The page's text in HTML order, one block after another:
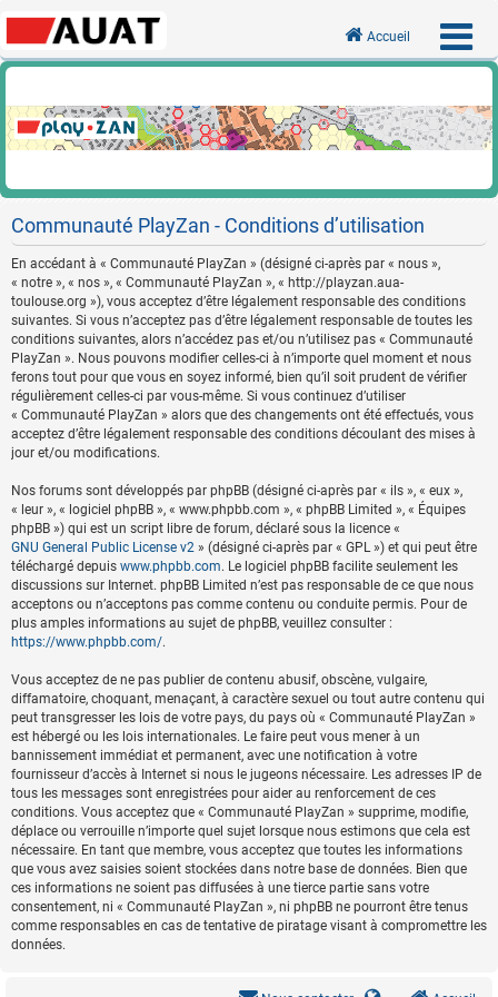
Accueil
Communauté PlayZan - Conditions d’utilisation
En accédant à « Communauté PlayZan » (désigné ci-après par « nous »,
« notre », « nos », « Communauté PlayZan », « http://playzan.aua-
toulouse.org »), vous acceptez d’être légalement responsable des conditions
suivantes. Si vous n’acceptez pas d’être légalement responsable de toutes les
conditions suivantes, alors n’accédez pas et/ou n’utilisez pas « Communauté
PlayZan ». Nous pouvons modifier celles-ci à n’importe quel moment et nous
ferons tout pour que vous en soyez informé, bien qu’il soit prudent de vérifier
régulièrement celles-ci par vous-même. Si vous continuez d’utiliser
« Communauté PlayZan » alors que des changements ont été effectués, vous
acceptez d’être légalement responsable des conditions découlant des mises à
jour et/ou modifications.
Nos forums sont développés par phpBB (désigné ci-après par « ils », « eux »,
« leur », « logiciel phpBB », « www.phpbb.com », « phpBB Limited », « Équipes
phpBB ») qui est un script libre de forum, déclaré sous la licence «
GNU General Public License v2 » (désigné ci-après par « GPL ») et qui peut être
téléchargé depuis www.phpbb.com. Le logiciel phpBB facilite seulement les
discussions sur Internet. phpBB Limited n’est pas responsable de ce que nous
acceptons ou n’acceptons pas comme contenu ou conduite permis. Pour de
plus amples informations au sujet de phpBB, veuillez consulter :
https://www.phpbb.com/.
Vous acceptez de ne pas publier de contenu abusif, obscène, vulgaire,
diffamatoire, choquant, menaçant, à caractère sexuel ou tout autre contenu qui
peut transgresser les lois de votre pays, du pays où « Communauté PlayZan »
est hébergé ou les lois internationales. Le faire peut vous mener à un
bannissement immédiat et permanent, avec une notification à votre
fournisseur d’accès à Internet si nous le jugeons nécessaire. Les adresses IP de
tous les messages sont enregistrées pour aider au renforcement de ces
conditions. Vous acceptez que « Communauté PlayZan » supprime, modifie,
déplace ou verrouille n’importe quel sujet lorsque nous estimons que cela est
nécessaire. En tant que membre, vous acceptez que toutes les informations
que vous avez saisies soient stockées dans notre base de données. Bien que
ces informations ne soient pas diffusées à une tierce partie sans votre
consentement, ni « Communauté PlayZan », ni phpBB ne pourront être tenus
comme responsables en cas de tentative de piratage visant à compromettre les
données.